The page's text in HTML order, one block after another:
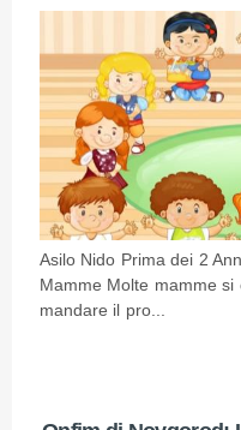
Asilo Nido Prima dei 2
Mamme Molte mamme
mandare il pro...